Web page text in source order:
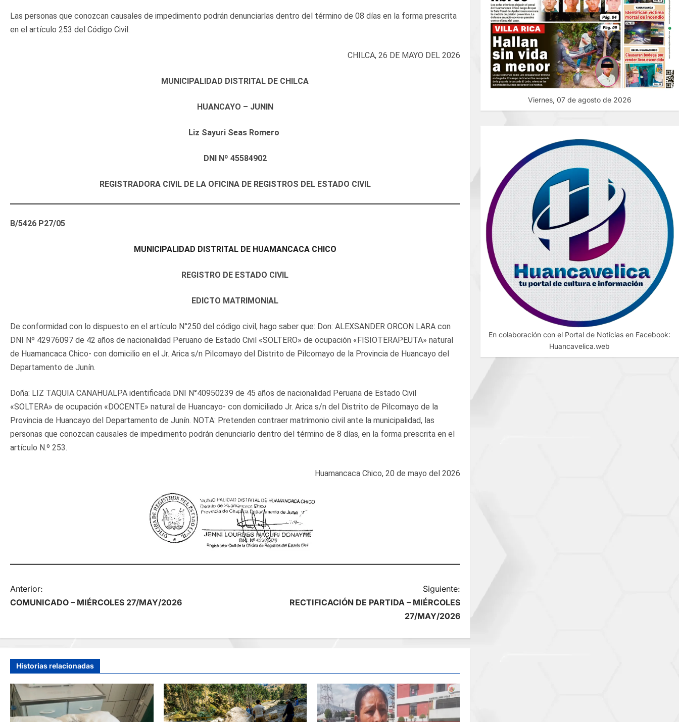
Las personas que conozcan causales de impedimento podrán denunciarlas dentro del término de 08 días en la forma prescrita
en el artículo 253 del Código Civil.
CHILCA, 26 DE MAYO DEL 2026
MUNICIPALIDAD DISTRITAL DE CHILCA
HUANCAYO – JUNIN
Liz Sayuri Seas Romero
DNI Nº 45584902
REGISTRADORA CIVIL DE LA OFICINA DE REGISTROS DEL ESTADO CIVIL
B/5426 P27/05
MUNICIPALIDAD DISTRITAL DE HUAMANCACA CHICO
REGISTRO DE ESTADO CIVIL
EDICTO MATRIMONIAL
De conformidad con lo dispuesto en el artículo N°250 del código civil, hago saber que: Don: ALEXSANDER ORCON LARA con
DNI Nº 42976097 de 42 años de nacionalidad Peruano de Estado Civil «SOLTERO» de ocupación «FISIOTERAPEUTA» natural
de Huamancaca Chico- con domicilio en el Jr. Arica s/n Pilcomayo del Distrito de Pilcomayo de la Provincia de Huancayo del
Departamento de Junín.
Doña: LIZ TAQUIA CANAHUALPA identificada DNI N°40950239 de 45 años de nacionalidad Peruana de Estado Civil
«SOLTERA» de ocupación «DOCENTE» natural de Huancayo- con domiciliado Jr. Arica s/n del Distrito de Pilcomayo de la
Provincia de Huancayo del Departamento de Junín. NOTA: Pretenden contraer matrimonio civil ante la municipalidad, las
personas que conozcan causales de impedimento podrán denunciarlo dentro del término de 8 días, en la forma prescrita en el
artículo N.º 253.
Huamancaca Chico, 20 de mayo del 2026
N
v
e
g
a
Anterior:
COMUNICADO – MIÉRCOLES 27/MAY/2026
Siguiente:
RECTIFICACIÓN DE PARTIDA – MIÉRCOLES
27/MAY/2026
Historias relacionadas
Viernes, 07 de agosto de 2026
En colaboración con el Portal de Noticias en Facebook:
Huancavelica.web